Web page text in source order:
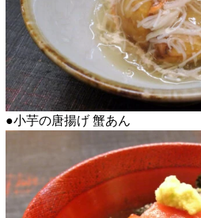
●小芋の唐揚げ 蟹あん